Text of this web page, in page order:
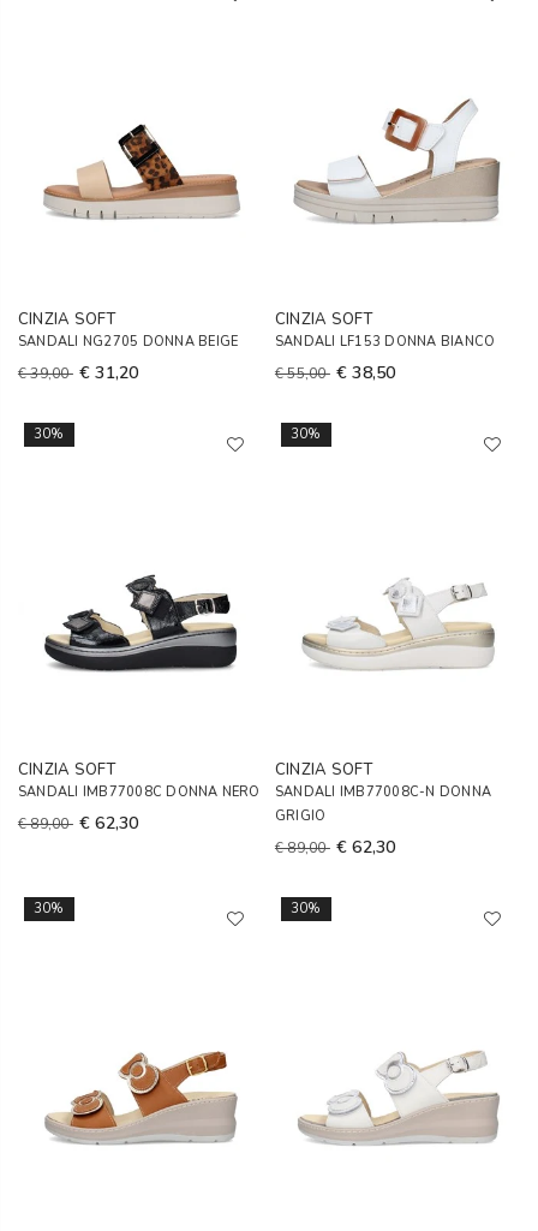
CINZIA SOFT
SANDALI NG2705 DONNA BEIGE
€ 39,00 € 31,20
CINZIA SOFT
SANDALI LF153 DONNA BIANCO
€ 55,00 € 38,50
30%
CINZIA SOFT
SANDALI IMB77008C DONNA NERO
€ 89,00 € 62,30
30%
CINZIA SOFT
SANDALI IMB77008C-N DONNA
GRIGIO
€ 89,00 € 62,30
30% 30%